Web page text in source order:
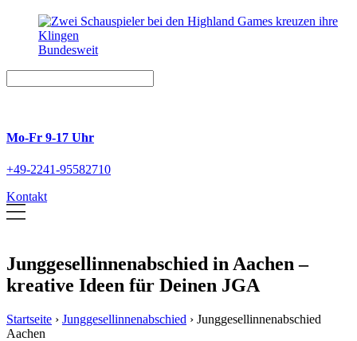
Bundesweit
Mo-Fr 9-17 Uhr
+49-2241-95582710
Kontakt
Junggesellinnenabschied in Aachen –
kreative Ideen für Deinen JGA
Startseite › Junggesellinnenabschied › Junggesellinnenabschied
Aachen